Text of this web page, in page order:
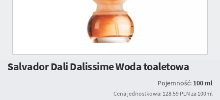
Salvador Dali Dalissime Woda toaletowa
Pojemność: 100 ml
Cena jednostkowa: 128.59 PLN za 100ml